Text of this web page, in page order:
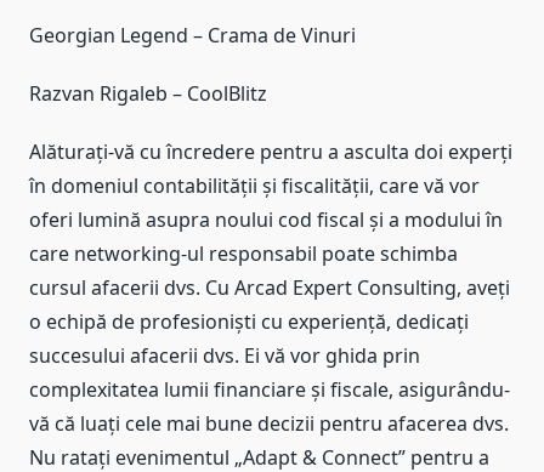
Georgian Legend – Crama de Vinuri
Razvan Rigaleb – CoolBlitz
Alăturați-vă cu încredere pentru a asculta doi experți
în domeniul contabilității și fiscalității, care vă vor
oferi lumină asupra noului cod fiscal și a modului în
care networking-ul responsabil poate schimba
cursul afacerii dvs. Cu Arcad Expert Consulting, aveți
o echipă de profesioniști cu experiență, dedicați
succesului afacerii dvs. Ei vă vor ghida prin
complexitatea lumii financiare și fiscale, asigurându-
vă că luați cele mai bune decizii pentru afacerea dvs.
Nu ratați evenimentul „Adapt & Connect” pentru a